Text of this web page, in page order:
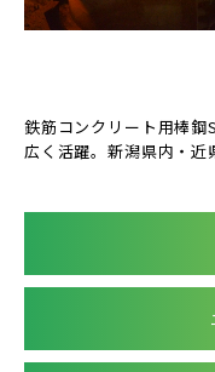
鉄筋コンクリート用棒鋼
広く活躍。新潟県内・近